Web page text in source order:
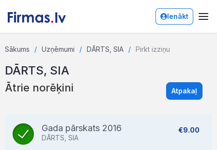
Ienākt
Sākums Uzņēmumi DĀRTS, SIA Pirkt izziņu
DĀRTS, SIA
Ātrie norēķini Atpakaļ
Gada pārskats 2016
DĀRTS, SIA
€9.00